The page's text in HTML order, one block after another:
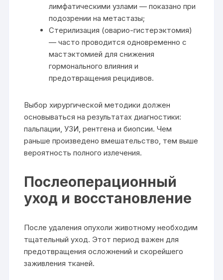
лимфатическими узлами — показано при
подозрении на метастазы;
Стерилизация (оварио-гистерэктомия)
— часто проводится одновременно с
мастэктомией для снижения
гормонального влияния и
предотвращения рецидивов.
Выбор хирургической методики должен
основываться на результатах диагностики:
пальпации, УЗИ, рентгена и биопсии. Чем
раньше произведено вмешательство, тем выше
вероятность полного излечения.
Послеоперационный
уход и восстановление
После удаления опухоли животному необходим
тщательный уход. Этот период важен для
предотвращения осложнений и скорейшего
заживления тканей.